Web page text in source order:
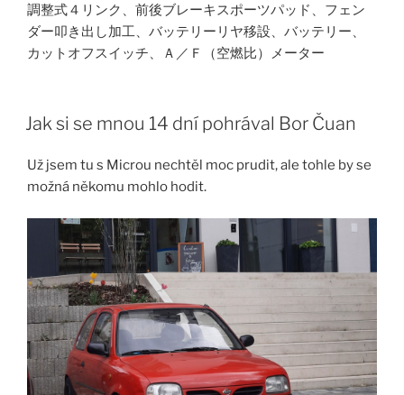
調整式４リンク、前後ブレーキスポーツパッド、フェン
ダー叩き出し加工、バッテリーリヤ移設、バッテリー、
カットオフスイッチ、Ａ／Ｆ（空燃比）メーター
Jak si se mnou 14 dní pohrával Bor Čuan
Už jsem tu s Microu nechtěl moc prudit, ale tohle by se
možná někomu mohlo hodit.